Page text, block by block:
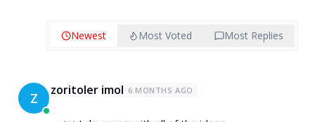
Newest Most Voted Most Replies
Z zoritoler imol 6 MONTHS AGO